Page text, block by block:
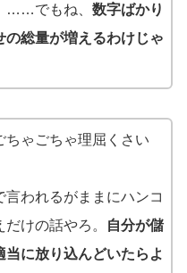
……でもね、 数字ばかり
の総量が増えるわけじゃ
ちゃごちゃ理屈くさい
われるがままにハンコ
けの話やろ。
自分が儲
に放り込んどいたらよ